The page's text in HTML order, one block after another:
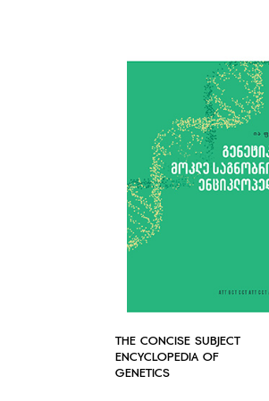
THE CONCISE SUBJECT
ENCYCLOPEDIA OF
GENETICS